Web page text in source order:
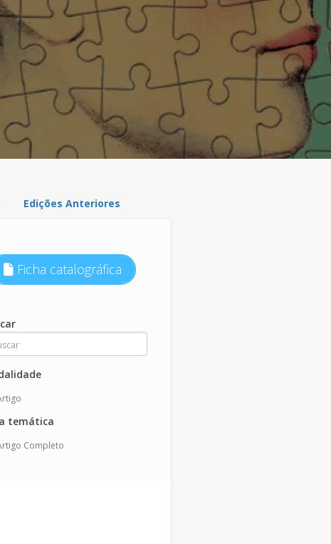
Edições Anteriores
Ficha catalográfica
temática
Completo